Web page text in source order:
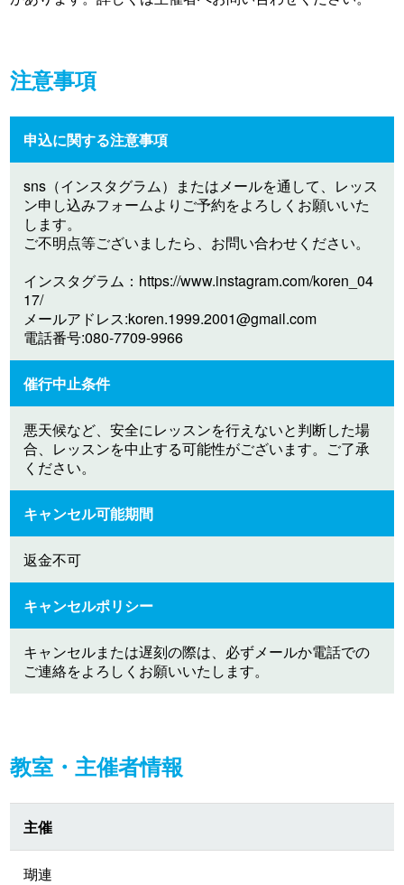
注意事項
申込に関する注意事項
sns（インスタグラム）またはメールを通して、レッス
ン申し込みフォームよりご予約をよろしくお願いいた
します。
ご不明点等ございましたら、お問い合わせください。
インスタグラム：https://www.instagram.com/koren_04
17/
メールアドレス:koren.1999.2001@gmail.com
電話番号:080-7709-9966
催行中止条件
悪天候など、安全にレッスンを行えないと判断した場
合、レッスンを中止する可能性がございます。ご了承
ください。
キャンセル可能期間
返金不可
キャンセルポリシー
キャンセルまたは遅刻の際は、必ずメールか電話での
ご連絡をよろしくお願いいたします。
教室・主催者情報
主催
瑚連